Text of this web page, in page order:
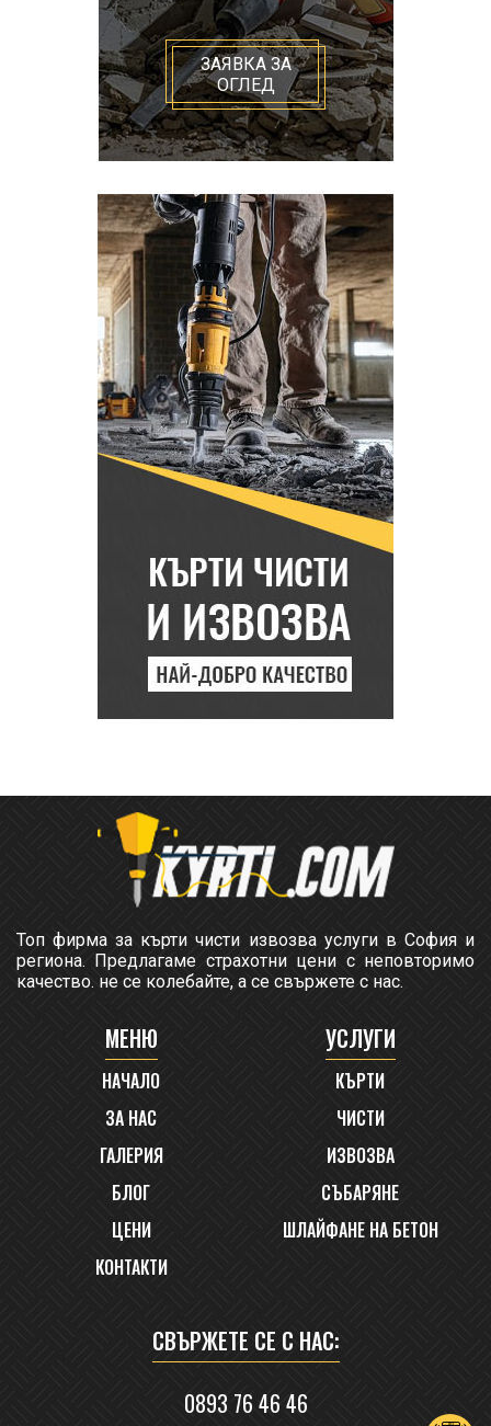
ЗАЯВКА ЗА
ОГЛЕД
Топ фирма за кърти чисти извозва услуги в София и
региона. Предлагаме страхотни цени с неповторимо
качество. не се колебайте, а се свържете с нас.
МЕНЮ
НАЧАЛО
ЗА НАС
ГАЛЕРИЯ
БЛОГ
ЦЕНИ
КОНТАКТИ
УСЛУГИ
КЪРТИ
ЧИСТИ
ИЗВОЗВА
СЪБАРЯНЕ
ШЛАЙФАНЕ НА БЕТОН
СВЪРЖЕТЕ СЕ С НАС:
0893 76 46 46